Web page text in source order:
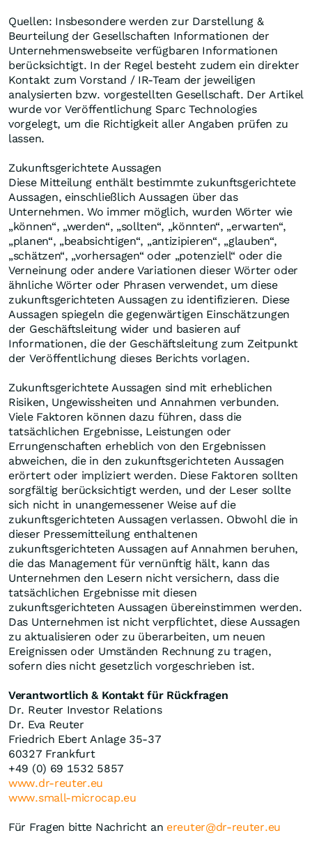
Quellen: Insbesondere werden zur Darstellung &
Beurteilung der Gesellschaften Informationen der
Unternehmenswebseite verfügbaren Informationen
berücksichtigt. In der Regel besteht zudem ein direkter
Kontakt zum Vorstand / IR-Team der jeweiligen
analysierten bzw. vorgestellten Gesellschaft. Der Artikel
wurde vor Veröffentlichung Sparc Technologies
vorgelegt, um die Richtigkeit aller Angaben prüfen zu
lassen.
Zukunftsgerichtete Aussagen
Diese Mitteilung enthält bestimmte zukunftsgerichtete
Aussagen, einschließlich Aussagen über das
Unternehmen. Wo immer möglich, wurden Wörter wie
„können“, „werden“, „sollten“, „könnten“, „erwarten“,
„planen“, „beabsichtigen“, „antizipieren“, „glauben“,
„schätzen“, „vorhersagen“ oder „potenziell“ oder die
Verneinung oder andere Variationen dieser Wörter oder
ähnliche Wörter oder Phrasen verwendet, um diese
zukunftsgerichteten Aussagen zu identifizieren. Diese
Aussagen spiegeln die gegenwärtigen Einschätzungen
der Geschäftsleitung wider und basieren auf
Informationen, die der Geschäftsleitung zum Zeitpunkt
der Veröffentlichung dieses Berichts vorlagen.
Zukunftsgerichtete Aussagen sind mit erheblichen
Risiken, Ungewissheiten und Annahmen verbunden.
Viele Faktoren können dazu führen, dass die
tatsächlichen Ergebnisse, Leistungen oder
Errungenschaften erheblich von den Ergebnissen
abweichen, die in den zukunftsgerichteten Aussagen
erörtert oder impliziert werden. Diese Faktoren sollten
sorgfältig berücksichtigt werden, und der Leser sollte
sich nicht in unangemessener Weise auf die
zukunftsgerichteten Aussagen verlassen. Obwohl die in
dieser Pressemitteilung enthaltenen
zukunftsgerichteten Aussagen auf Annahmen beruhen,
die das Management für vernünftig hält, kann das
Unternehmen den Lesern nicht versichern, dass die
tatsächlichen Ergebnisse mit diesen
zukunftsgerichteten Aussagen übereinstimmen werden.
Das Unternehmen ist nicht verpflichtet, diese Aussagen
zu aktualisieren oder zu überarbeiten, um neuen
Ereignissen oder Umständen Rechnung zu tragen,
sofern dies nicht gesetzlich vorgeschrieben ist.
Verantwortlich & Kontakt für Rückfragen
Dr. Reuter Investor Relations
Dr. Eva Reuter
Friedrich Ebert Anlage 35-37
60327 Frankfurt
+49 (0) 69 1532 5857
www.dr-reuter.eu
www.small-microcap.eu
Für Fragen bitte Nachricht an ereuter@dr-reuter.eu